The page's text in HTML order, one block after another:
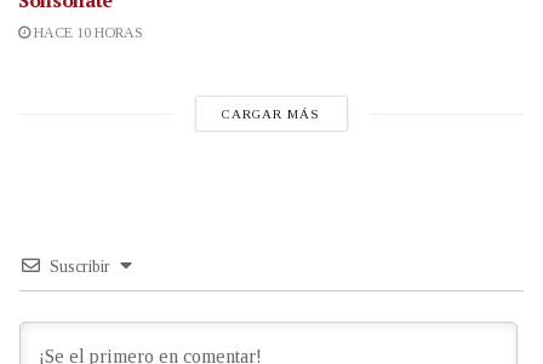
HACE 10 HORAS
CARGAR MÁS
Suscribir